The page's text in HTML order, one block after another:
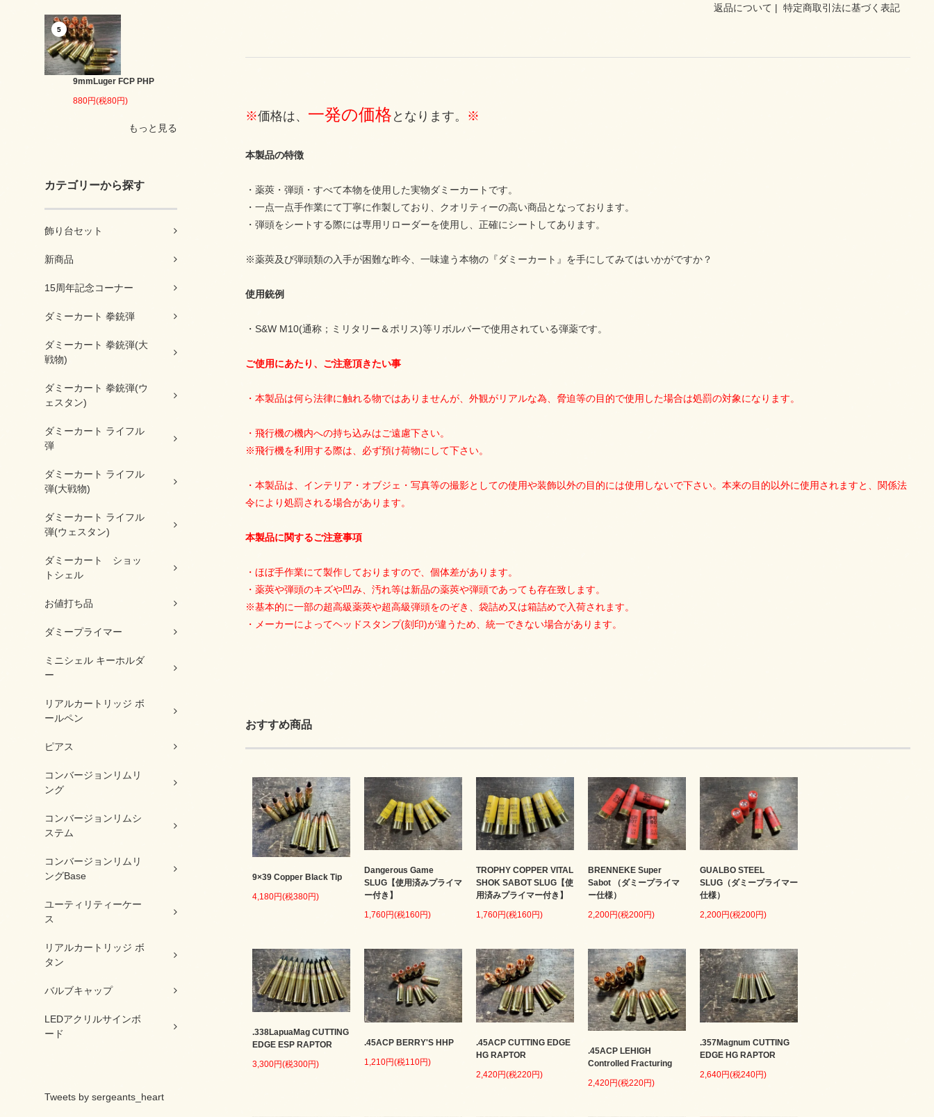
5
9mmLuger FCP PHP
880円(税80円)
もっと見る
カテゴリーから探す
飾り台セット
新商品
15周年記念コーナー
ダミーカート 拳銃弾
ダミーカート 拳銃弾(大
戦物)
ダミーカート 拳銃弾(ウ
ェスタン)
ダミーカート ライフル
弾
ダミーカート ライフル
弾(大戦物)
ダミーカート ライフル
弾(ウェスタン)
ダミーカート ショッ
トシェル
お値打ち品
ダミープライマー
ミニシェル キーホルダ
ー
リアルカートリッジ ボ
ールペン
ピアス
コンバージョンリムリ
ング
コンバージョンリムシ
ステム
コンバージョンリムリ
ングBase
ユーティリティーケー
ス
リアルカートリッジ ボ
タン
バルブキャップ
LEDアクリルサインボ
ード
Tweets by sergeants_heart
返品について |特定商取引法に基づく表記
※価格は、 一発の価格 となります。 ※
本製品の特徴
・薬莢・弾頭・すべて本物を使用した実物ダミーカートです。
・一点一点手作業にて丁寧に作製しており、クオリティーの高い商品となっております。
・弾頭をシートする際には専用リローダーを使用し、正確にシートしてあります。
※薬莢及び弾頭類の入手が困難な昨今、一味違う本物の『ダミーカート』を手にしてみてはいかがですか？
使用銃例
・S&W M10(通称；ミリタリー＆ポリス)等リボルバーで使用されている弾薬です。
ご使用にあたり、ご注意頂きたい事
・本製品は何ら法律に触れる物ではありませんが、外観がリアルな為、脅迫等の目的で使用した場合は処罰の対象になります。
・飛行機の機内への持ち込みはご遠慮下さい。
※飛行機を利用する際は、必ず預け荷物にして下さい。
・本製品は、インテリア・オブジェ・写真等の撮影としての使用や装飾以外の目的には使用しないで下さい。本来の目的以外に使用されますと、関係法
令により処罰される場合があります。
本製品に関するご注意事項
・ほぼ手作業にて製作しておりますので、個体差があります。
・薬莢や弾頭のキズや凹み、汚れ等は新品の薬莢や弾頭であっても存在致します。
※基本的に一部の超高級薬莢や超高級弾頭をのぞき、袋詰め又は箱詰めで入荷されます。
・メーカーによってヘッドスタンプ(刻印)が違うため、統一できない場合があります。
おすすめ商品
9×39 Copper Black Tip
4,180円(税380円)
Dangerous Game
SLUG【使用済みプライマ
ー付き】
1,760円(税160円)
TROPHY COPPER VITAL
SHOK SABOT SLUG【使
用済みプライマー付き】
1,760円(税160円)
BRENNEKE Super
Sabot （ダミープライマ
ー仕様）
2,200円(税200円)
GUALBO STEEL
SLUG（ダミープライマー
仕様）
2,200円(税200円)
.338LapuaMag CUTTING
EDGE ESP RAPTOR
3,300円(税300円)
.45ACP BERRY'S HHP
1,210円(税110円)
.45ACP CUTTING EDGE
HG RAPTOR
2,420円(税220円)
.45ACP LEHIGH
Controlled Fracturing
2,420円(税220円)
.357Magnum CUTTING
EDGE HG RAPTOR
2,640円(税240円)